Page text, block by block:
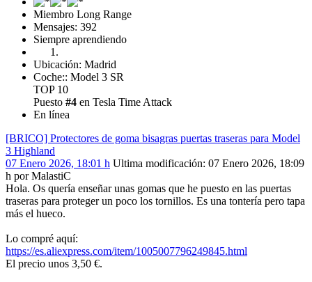
Miembro Long Range
Mensajes: 392
Siempre aprendiendo
Ubicación: Madrid
Coche:: Model 3 SR
TOP 10
Puesto #4 en Tesla Time Attack
En línea
[BRICO] Protectores de goma bisagras puertas traseras para Model
3 Highland
07 Enero 2026, 18:01 h Ultima modificación: 07 Enero 2026, 18:09
h por MalastiC
Hola. Os quería enseñar unas gomas que he puesto en las puertas
traseras para proteger un poco los tornillos. Es una tontería pero tapa
más el hueco.
Lo compré aquí:
https://es.aliexpress.com/item/1005007796249845.html
El precio unos 3,50 €.